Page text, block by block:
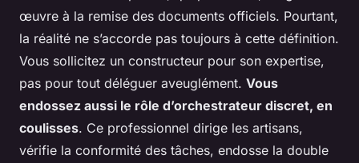
œuvre à la remise des documents officiels. Pourtant,
la réalité ne s’accorde pas toujours à cette définition.
Vous sollicitez un constructeur pour son expertise,
pas pour tout déléguer aveuglément. Vous
endossez aussi le rôle d’orchestrateur discret, en
coulisses. Ce professionnel dirige les artisans,
vérifie la conformité des tâches, endosse la double